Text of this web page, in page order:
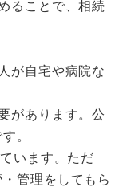
ることで、相続
が自宅や病院な
があります。公
。
います。ただ
管理をしてもら